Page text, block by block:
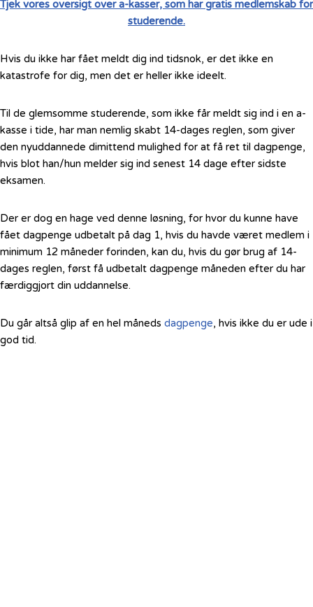
Tjek vores oversigt over a-kasser, som har gratis medlemskab for
studerende.
Hvis du ikke har fået meldt dig ind tidsnok, er det ikke en
katastrofe for dig, men det er heller ikke ideelt.
Til de glemsomme studerende, som ikke får meldt sig ind i en a-
kasse i tide, har man nemlig skabt 14-dages reglen, som giver
den nyuddannede dimittend mulighed for at få ret til dagpenge,
hvis blot han/hun melder sig ind senest 14 dage efter sidste
eksamen.
Der er dog en hage ved denne løsning, for hvor du kunne have
fået dagpenge udbetalt på dag 1, hvis du havde været medlem i
minimum 12 måneder forinden, kan du, hvis du gør brug af 14-
dages reglen, først få udbetalt dagpenge måneden efter du har
færdiggjort din uddannelse.
Du går altså glip af en hel måneds dagpenge, hvis ikke du er ude i
god tid.